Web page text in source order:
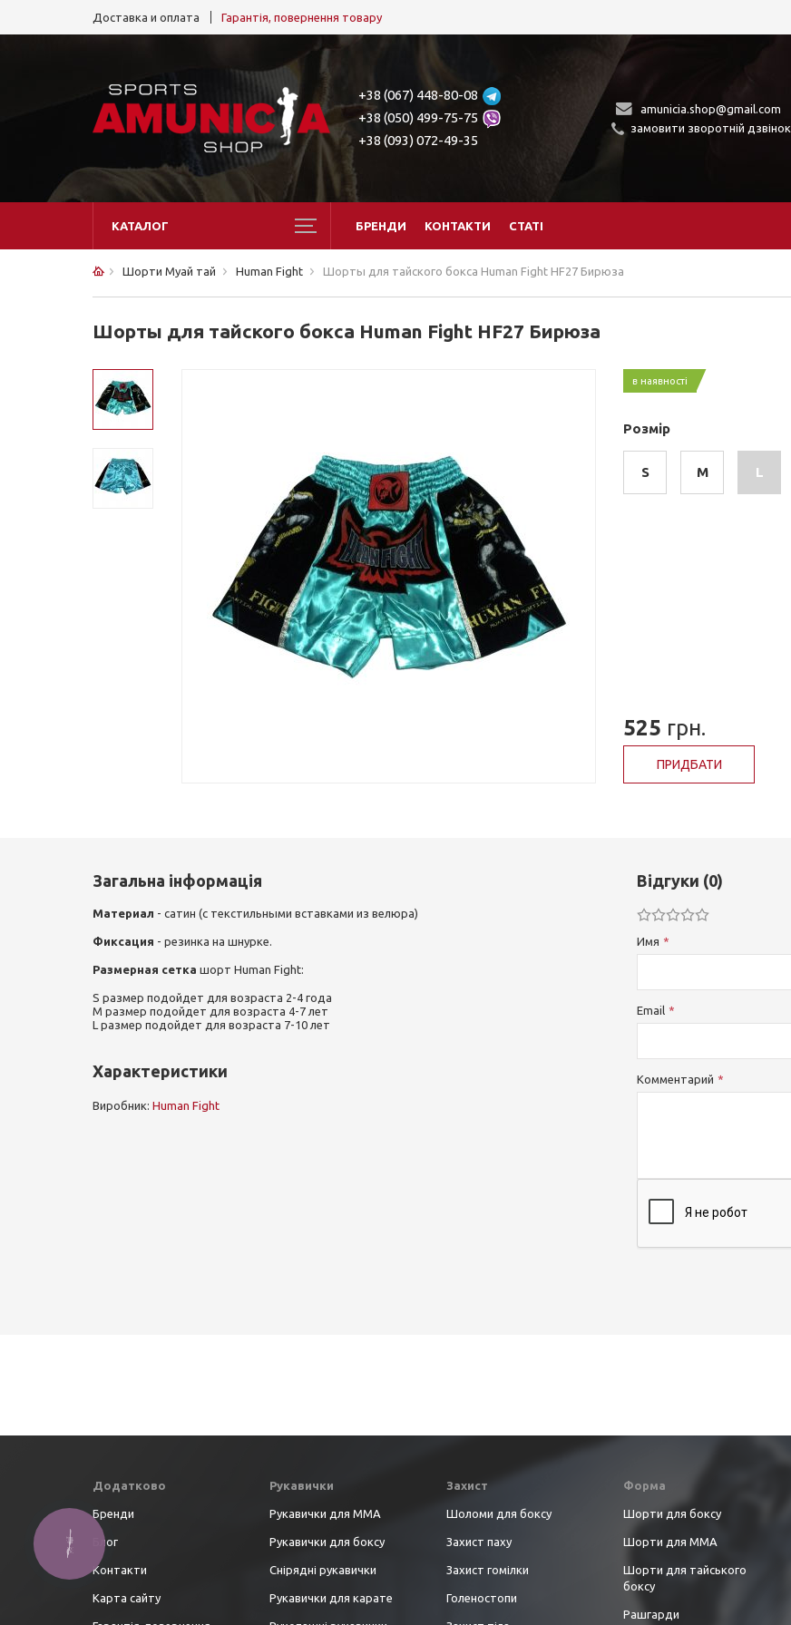
Доставка и оплата Гарантія, повернення товару
+38 (067) 448-80-08
+38 (050) 499-75-75
+38 (093) 072-49-35
amunicia.shop@gmail.com
замовити зворотній дзвінок
КАТАЛОГ БРЕНДИ КОНТАКТИ СТАТІ
Шорти Муай тай Human Fight Шорты для тайского бокса Human Fight HF27 Бирюза
Шорты для тайского бокса Human Fight HF27 Бирюза
в наявності
Розмір
S M L
525 грн.
ПРИДБАТИ
Загальна інформація
Материал - сатин (с текстильными вставками из велюра)
Фиксация - резинка на шнурке.
Размерная сетка шорт Human Fight:
S размер подойдет для возраста 2-4 года
M размер подойдет для возраста 4-7 лет
L размер подойдет для возраста 7-10 лет
Характеристики
Виробник: Human Fight
Відгуки (0)
Имя
Email
Комментарий
Додатково
Бренди
Блог
Контакти
Карта сайту
Рукавички
Рукавички для ММА
Рукавички для боксу
Снірядні рукавички
Рукавички для карате
Захист
Шоломи для боксу
Захист паху
Захист гомілки
Голеностопи
Форма
Шорти для боксу
Шорти для ММА
Шорти для тайського
боксу
Рашгарди